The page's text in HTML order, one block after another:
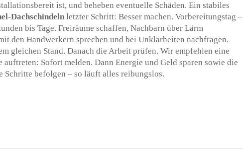
ist, und beheben eventuelle Schäden. Ein stabiles
Dachschindeln letzter Schritt: Besser machen. Vorbereitungstag –
bis Tage. Freiräume schaffen, Nachbarn über Lärm
den Handwerkern sprechen und bei Unklarheiten nachfragen.
gleichen Stand. Danach die Arbeit prüfen. Wir empfehlen eine
Sofort melden. Dann Energie und Geld sparen sowie die
Schritte befolgen – so läuft alles reibungslos.